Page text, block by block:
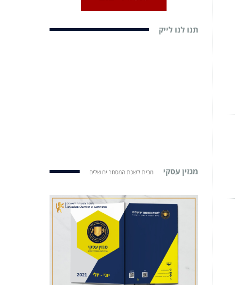
תנו לנו לייק
מגזין עסקי מבית לשכת המסחר ירושלים